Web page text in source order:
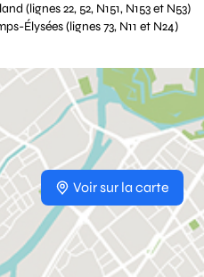
(lignes 22, 52, N151, N153 et N53)
Élysées (lignes 73, N11 et N24)
Voir sur la carte